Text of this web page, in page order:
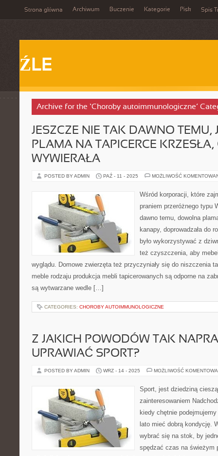
Strona główna Archiwum Buczenie Kategorie Pisk Spis
ŹLE
Archive for the ‘Choroby autoimmunologiczne’
JESZCZE NIE TAK DAWNO TEMU,
PLAMA NA TAPICERCE
WYWIERAŁA
POSTED BY ADMIN PAŹ - 11 - 2025 MOŻLIWOŚĆ
Wśród korporacji, które
praniem przeróżnego typu
dawno temu, dowolna
kanapy, doprowadzała do
było wykorzystywać z
też czyszczenia, aby
wyglądu. Domowe zwierzęta też przyczyniały się do niszczenia
meble rodzaju produkcja mebli tapicerowanych są odporne na
są wytwarzane wedle […]
CATEGORIES: CHOROBY AUTOIMMUNOLOGICZNE
Z JAKICH POWODÓW TAK
UPRAWIAĆ SPORT?
POSTED BY ADMIN WRZ - 14 - 2025 MOŻLIWOŚĆ
Sport, jest dziedziną
zainteresowaniem
kiedy chętnie
lato mieć dobrą kondycję.
wybrać się na stok, by
spędzać czas na świeżym